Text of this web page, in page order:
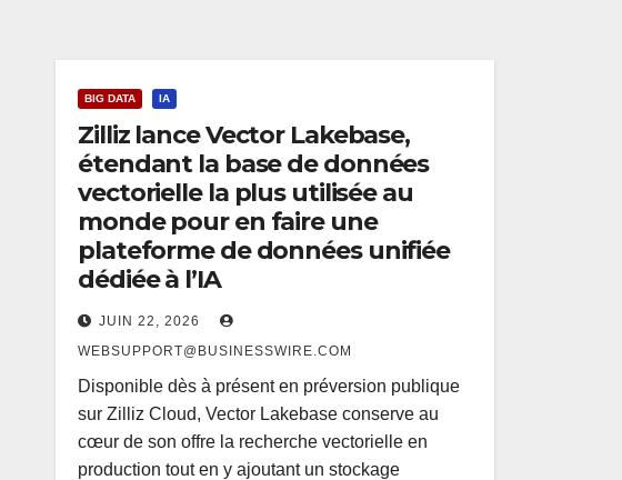
BIG DATA IA
Zilliz lance Vector Lakebase,
étendant la base de données
vectorielle la plus utilisée au
monde pour en faire une
plateforme de données unifiée
dédiée à l’IA
JUIN 22, 2026
WEBSUPPORT@BUSINESSWIRE.COM
Disponible dès à présent en préversion publique
sur Zilliz Cloud, Vector Lakebase conserve au
cœur de son offre la recherche vectorielle en
production tout en y ajoutant un stockage